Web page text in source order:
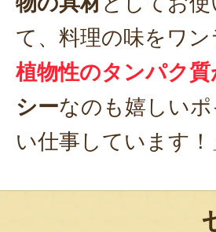
て、料理の味をワ
植物性のタンパク質
シーなのも嬉しい
い仕事しています！